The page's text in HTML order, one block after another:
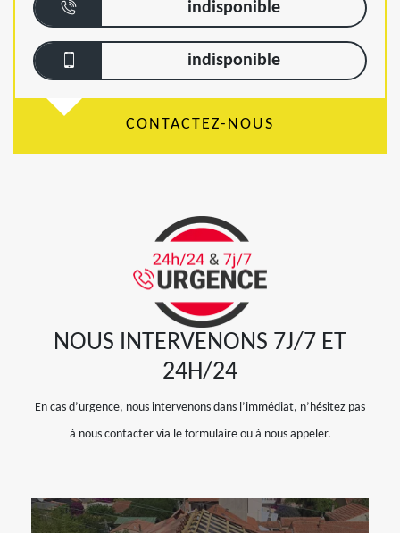
indisponible
indisponible
CONTACTEZ-NOUS
NOUS INTERVENONS 7J/7 ET
24H/24
En cas d’urgence, nous intervenons dans l’immédiat, n’hésitez pas
à nous contacter via le formulaire ou à nous appeler.